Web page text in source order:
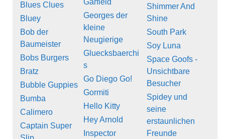
Blues Clues
Bluey
Bob der
Baumeister
Bobs Burgers
Bratz
Bubble Guppies
Bumba
Calimero
Captain Super
Georges der
kleine
Neugierige
Gluecksbaerchi
s
Go Diego Go!
Gormiti
Hello Kitty
Hey Arnold
Inspector
Shimmer And
Shine
South Park
Soy Luna
Space Goofs -
Unsichtbare
Besucher
Spidey und
seine
erstaunlichen
Freunde